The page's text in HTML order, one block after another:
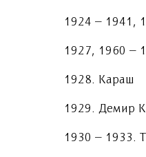
1924 – 1941,
1927, 1960 –
1928. Караш
1929. Демир
1930 – 1933.